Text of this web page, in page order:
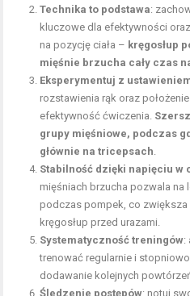
Technika to podstawa:
kluczowe dla efektywności
na pozycję ciała – kręgosłup
mięśnie brzucha cały czas
Eksperymentuj z
rozstawienia rąk oraz
efektywność ćwiczenia.
grupy mięśniowe, podczas
głównie na tricepsach.
Stabilność dzięki napięciu w
mięśniach brzucha pozwala na
podczas pompek, co
kręgosłup przed urazami.
Systematyczność treningów:
trenować regularnie i
dodawanie kolejnych
Śledzenie postępów: notuj